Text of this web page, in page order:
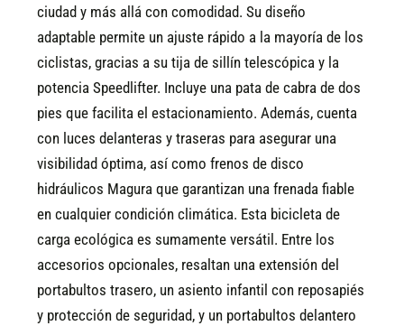
ciudad y más allá con comodidad. Su diseño
adaptable permite un ajuste rápido a la mayoría de los
ciclistas, gracias a su tija de sillín telescópica y la
potencia Speedlifter. Incluye una pata de cabra de dos
pies que facilita el estacionamiento. Además, cuenta
con luces delanteras y traseras para asegurar una
visibilidad óptima, así como frenos de disco
hidráulicos Magura que garantizan una frenada fiable
en cualquier condición climática. Esta bicicleta de
carga ecológica es sumamente versátil. Entre los
accesorios opcionales, resaltan una extensión del
portabultos trasero, un asiento infantil con reposapiés
y protección de seguridad, y un portabultos delantero